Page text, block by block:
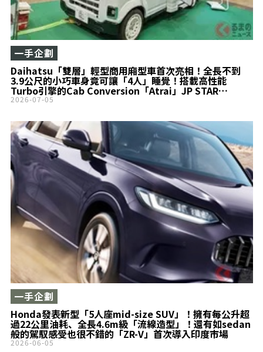
Daihatsu「雙層」輕型商用廂型車首次亮相！全長不到
3.9公尺的小巧車身竟可讓「4人」睡覺！搭載高性能
Turbo引擎的Cab Conversion「Atrai」JP STAR
happy1全新「City Turbo」正式亮相
一手企劃
2026-07-05
Honda發表新型「5人座mid-size SUV」！擁有每公升超
過22公里油耗、全長4.6m級「流線造型」！還有如sedan
般的駕馭感受也很不錯的「ZR-V」首次導入印度市場
一手企劃
2026-06-05